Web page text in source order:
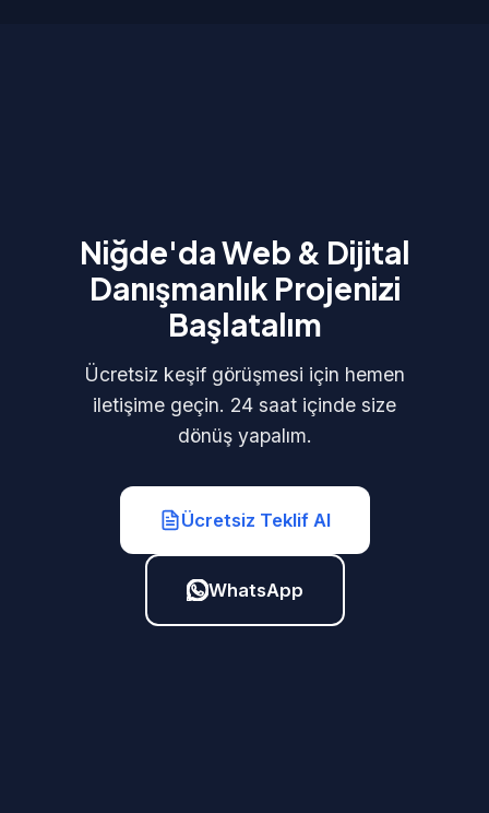
Niğde'da Web & Dijital
Danışmanlık Projenizi
Başlatalım
Ücretsiz keşif görüşmesi için hemen
iletişime geçin. 24 saat içinde size
dönüş yapalım.
Ücretsiz Teklif Al
WhatsApp